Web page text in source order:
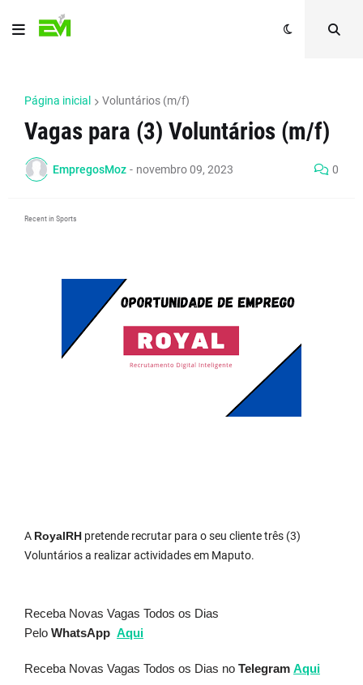
Página inicial Voluntários (m/f)
Vagas para (3) Voluntários (m/f)
EmpregosMoz - novembro 09, 2023 0
Recent in Sports
A RoyalRH pretende recrutar para o seu cliente três (3)
Voluntários a realizar actividades em Maputo.
Receba Novas Vagas Todos os Dias
Pelo WhatsApp Aqui
Receba Novas Vagas Todos os Dias no Telegram Aqui